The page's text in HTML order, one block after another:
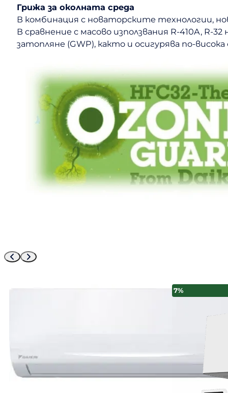
Грижа за околната среда
В комбинация с новаторските технологии,
В сравнение с масово използвания R-410A, R-
затопляне (GWP), както и осигурява по-
7%